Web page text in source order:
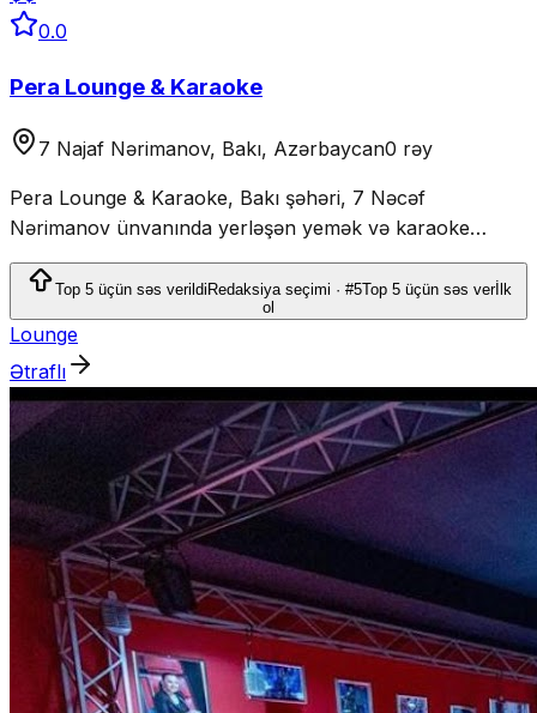
0.0
Pera Lounge & Karaoke
7 Najaf Nərimanov, Bakı, Azərbaycan0 rəy
Pera Lounge & Karaoke, Bakı şəhəri, 7 Nəcəf
Nərimanov ünvanında yerləşən yemək və karaoke
məkanıdır.
Top 5 üçün səs verildiRedaksiya seçimi · #5Top 5 üçün səs verİlk
ol
Lounge
Ətraflı